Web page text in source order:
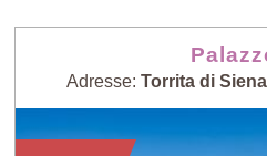
Adresse: Torrita di